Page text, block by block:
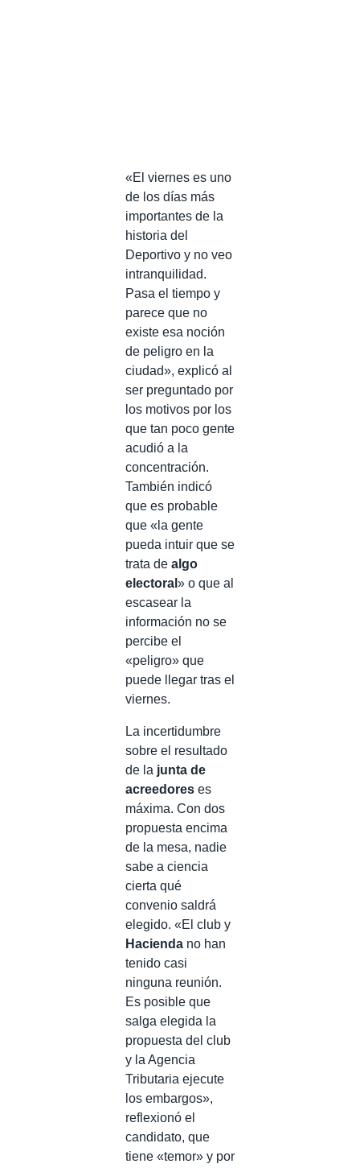
«El viernes es uno
de los días más
importantes de la
historia del
Deportivo y no veo
intranquilidad.
Pasa el tiempo y
parece que no
existe esa noción
de peligro en la
ciudad», explicó al
ser preguntado por
los motivos por los
que tan poco gente
acudió a la
concentración.
También indicó
que es probable
que «la gente
pueda intuir que se
trata de algo
electoral » o que al
escasear la
información no se
percibe el
«peligro» que
puede llegar tras el
viernes.
La incertidumbre
sobre el resultado
de la junta de
acreedores es
máxima. Con dos
propuesta encima
de la mesa, nadie
sabe a ciencia
cierta qué
convenio saldrá
elegido. «El club y
Hacienda no han
tenido casi
ninguna reunión.
Es posible que
salga elegida la
propuesta del club
y la Agencia
Tributaria ejecute
los embargos»,
reflexionó el
candidato, que
tiene «temor» y por